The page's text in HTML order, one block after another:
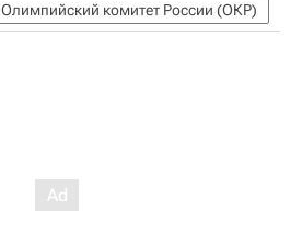
Олимпийский комитет России (ОКР)